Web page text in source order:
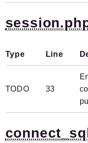
Type Line
TODO 33